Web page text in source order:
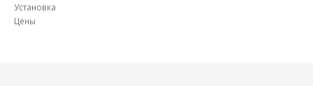
Установка
Цены